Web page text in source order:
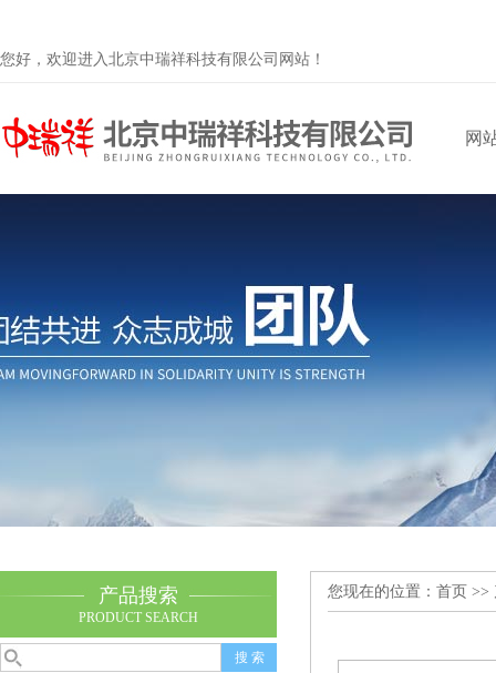
您好，欢迎进入北京中瑞祥科技有限公司网站！
网
产品搜索
PRODUCT SEARCH
您现在的位置： 首页 >>